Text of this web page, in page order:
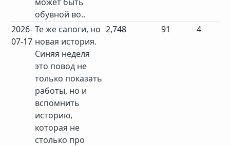
обувной во..
2026-
07-17
Те же сапоги, но
новая история.
Синяя неделя
это повод не
только показать
работы, но и
вспомнить
историю,
которая не
столько про
2,748 91 4